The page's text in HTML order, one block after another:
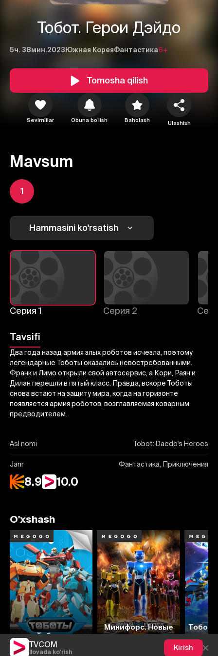
TVCOM
Ilovada ko'rish
Kirish
Тобот. Герои Дэйдо
5ч. 38мин.2023 Южная КореяФантастика6+
Tomosha qilish
Sevimlilar Obuna boʻlish Baholash Ulashish
Mavsum
1
Hammasini ko'rsatish
Серия 1 Серия 2
Tavsifi
Два года назад армия злых роботов исчезла, поэтому
легендарные Тоботы оказались невостребованными.
Франк и Лимо открыли свой автосервис, а Кори, Раян и
Дилан перешли в пятый класс. Правда, вскоре Тоботы
снова встают на защиту мира, когда на горизонте
появляется армия роботов, возглавляемая коварным
предводителем.
Asl nomi Tobot: Daedo's Heroes
Janr Фантастика, Приключения
8.9 10.0
1 2
Yuborish
O'xshash
Тоботы
8.5 6.2
Минифорс. Новые
герои
9.2 6.0